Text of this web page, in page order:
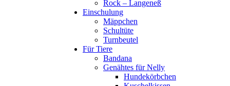
Rock – Langeneß
Einschulung
Mäppchen
Schultüte
Turnbeutel
Für Tiere
Bandana
Genähtes für Nelly
Hundekörbchen